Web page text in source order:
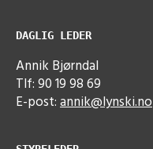
DAGLIG LEDER
Annik Bjørndal
Tlf: 90 19 98 69
E-post:annik@lynski.no